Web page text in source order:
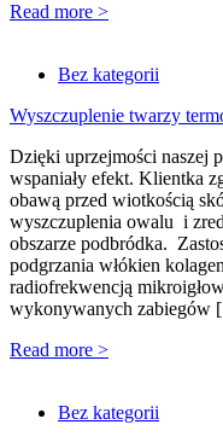
Read more >
Bez kategorii
Wyszczuplenie twarzy
Dzięki uprzejmości naszej
wspaniały efekt. Klientka
obawą przed wiotkością
wyszczuplenia owalu i
obszarze podbródka.
podgrzania włókien
radiofrekwencją
wykonywanych
Read more >
Bez kategorii